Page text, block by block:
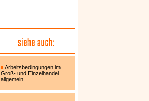
Arbeitsbedingungen im
Groß- und Einzelhandel
allgemein